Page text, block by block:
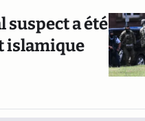
suspect a été
islamique